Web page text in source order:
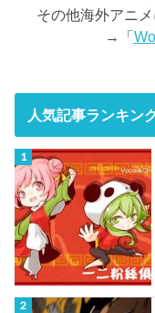
その他海外アニ
→「
人気記事ランキン